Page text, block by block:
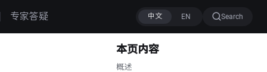
专家答疑 Search
本页内容
概述